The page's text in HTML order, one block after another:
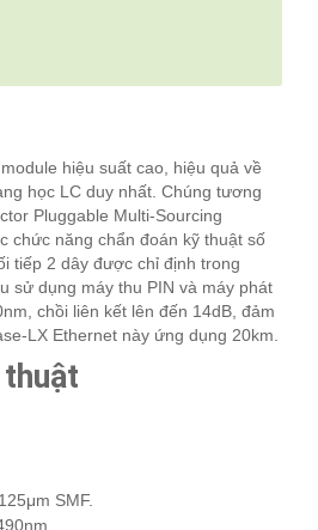
hiệu suất cao, hiệu quả về
học LC duy nhất. Chúng tương
Pluggable Multi-Sourcing
chức năng chẩn đoán kỹ thuật số
tiếp 2 dây được chỉ định trong
sử dụng máy thu PIN và máy phát
chồi liên kết lên đến 14dB, đảm
LX Ethernet này ứng dụng 20km.
SMF.